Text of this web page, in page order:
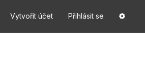
Vytvořit účet Přihlásit se